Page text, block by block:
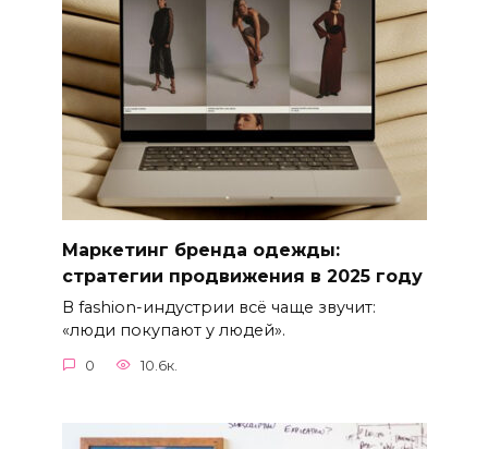
Маркетинг бренда одежды:
стратегии продвижения в 2025 году
В fashion-индустрии всё чаще звучит:
«люди покупают у людей».
0 10.6к.